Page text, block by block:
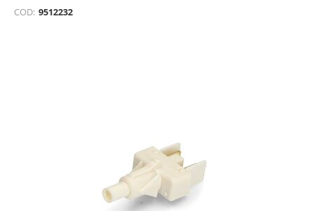
Intrerupator bec / scanteie aragaz cuptor plita Beko
COD: 9512232